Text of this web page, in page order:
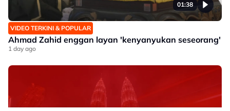
01:38
VIDEO TERKINI & POPULAR
Ahmad Zahid enggan layan 'kenyanyukan seseorang'
1 day ago